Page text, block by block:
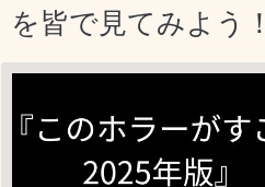
皆で見てみよう！